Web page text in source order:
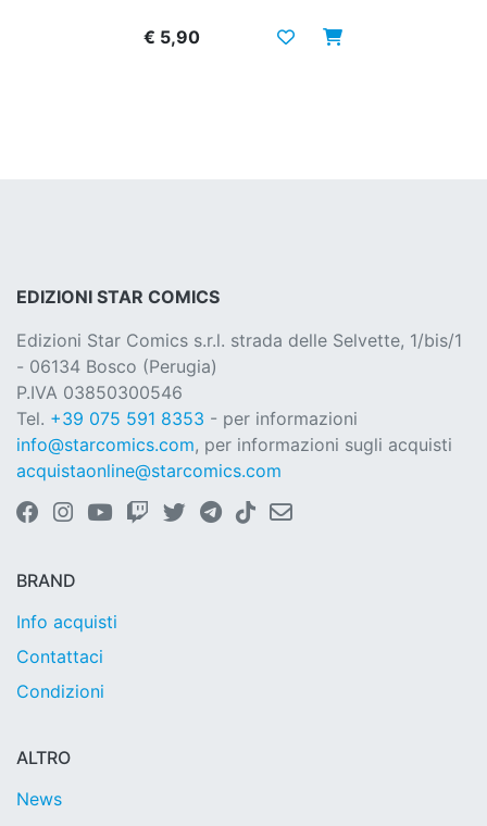
€ 5,90
EDIZIONI STAR COMICS
Edizioni Star Comics s.r.l. strada delle Selvette, 1/bis/1
- 06134 Bosco (Perugia)
P.IVA 03850300546
Tel. +39 075 591 8353 - per informazioni
info@starcomics.com, per informazioni sugli acquisti
acquistaonline@starcomics.com
BRAND
Info acquisti
Contattaci
Condizioni
ALTRO
News